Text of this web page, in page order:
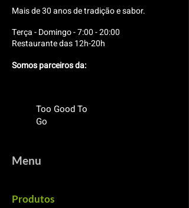
Mais de 30 anos de tradição e sabor.
Terça - Domingo - 7:00 - 20:00
Restaurante das 12h-20h
Somos parceiros da:
Too Good To
Go
Menu
Produtos